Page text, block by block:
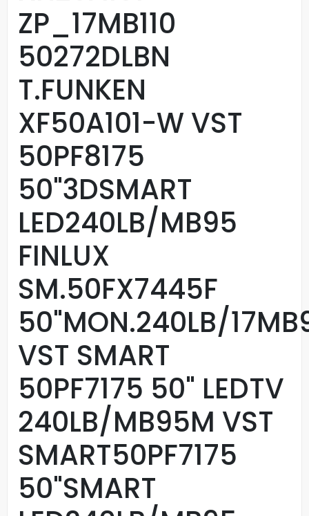
ZP_17MB110
50272DLBN
T.FUNKEN
XF50A101-W VST
50PF8175
50"3DSMART
LED240LB/MB95
FINLUX
SM.50FX7445F
50"MON.240LB/
VST SMART
50PF7175 50" LEDTV
240LB/MB95M VST
SMART50PF7175
50"SMART